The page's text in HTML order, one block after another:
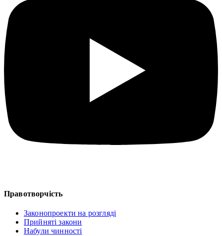
Правотворчість
Законопроекти на розгляді
Прийняті закони
Набули чинності